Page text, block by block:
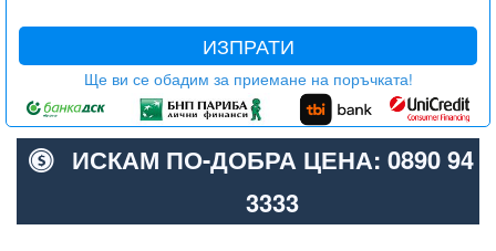
ИЗПРАТИ
Ще ви се обадим за приемане на поръчката!
ИСКАМ ПО-ДОБРА ЦЕНА: 0890 94
3333